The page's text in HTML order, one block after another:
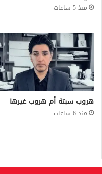
منذ 5 ساعات
هروب سبتة أم هروب غيرها
منذ 6 ساعات